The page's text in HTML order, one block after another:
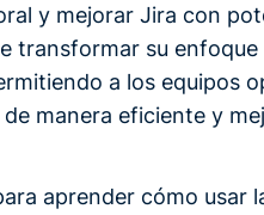
y mejorar Jira con
transformar su
a los equipos
manera eficiente y
aprender cómo usar